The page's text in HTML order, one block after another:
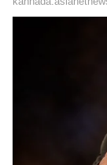
ಹುಡುಕುತ್ತಾ
ಹೋದಾಗ
ಅದಿನಾ
ತಂದೆ-ತಾಯಿ
ಅದಿನಾ
ಎಕೆ ತನ್ನ